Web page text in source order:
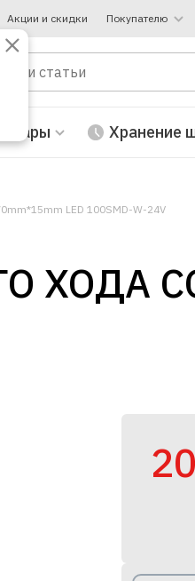
Акции и скидки Покупателю
Хранение
LED 100SMD-W-24V